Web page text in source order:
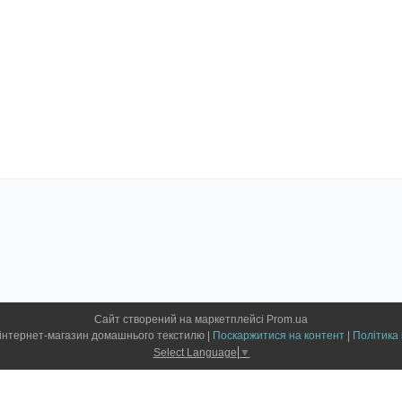
Сайт створений на маркетплейсі Prom.ua
Поскаржитися на контент
Політика
Select Language ▼